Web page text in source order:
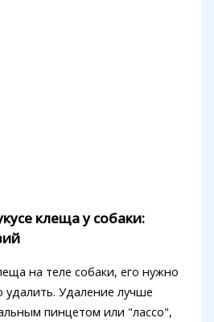
клеща у собаки:
на теле собаки, его нужно
Удаление лучше
пинцетом или "лассо",